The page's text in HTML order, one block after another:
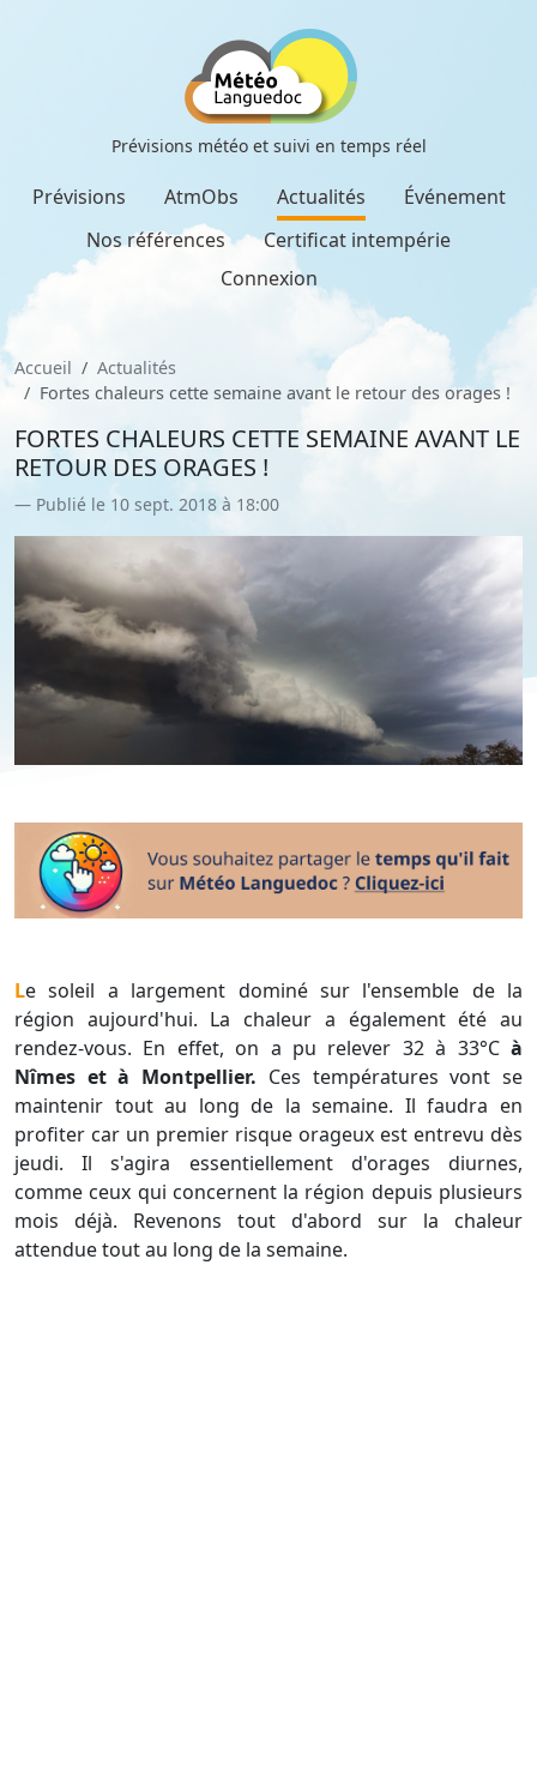
Prévisions météo et suivi en temps réel
Prévisions AtmObs Actualités
Événement
Nos références
Certificat intempérie
Connexion
Accueil
Actualités
Fortes chaleurs cette semaine avant le retour des orages !
FORTES CHALEURS CETTE SEMAINE AVANT LE
RETOUR DES ORAGES !
Publié le 10 sept. 2018 à 18:00
Le soleil a largement dominé sur l'ensemble de la
région aujourd'hui. La chaleur a également été au
rendez-vous. En effet, on a pu relever 32 à 33°Cà
Nîmes et à Montpellier. Ces températures vont se
maintenir tout au long de la semaine. Il faudra en
profiter car un premier risque orageux est entrevu dès
jeudi. Il s'agira essentiellement d'orages diurnes,
comme ceux qui concernent la région depuis plusieurs
mois déjà. Revenons tout d'abord sur la chaleur
attendue tout au long de la semaine.